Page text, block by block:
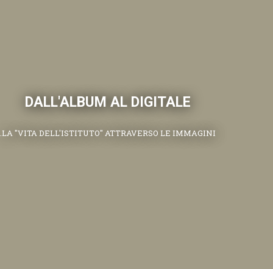
DALL'ALBUM AL DIGITALE
.LA "VITA DELL'ISTITUTO" ATTRAVERSO LE IMMAGINI